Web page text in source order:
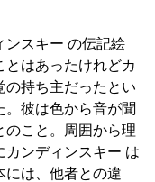
ンスキー の伝記絵
はあったけれどカ
の持ち主だったとい
。彼は色から音が聞
のこと。周囲から理
カンディンスキー は
には、他者との違